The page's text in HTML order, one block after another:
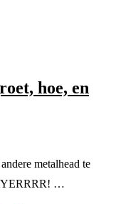
hoe, en
metalhead te
…